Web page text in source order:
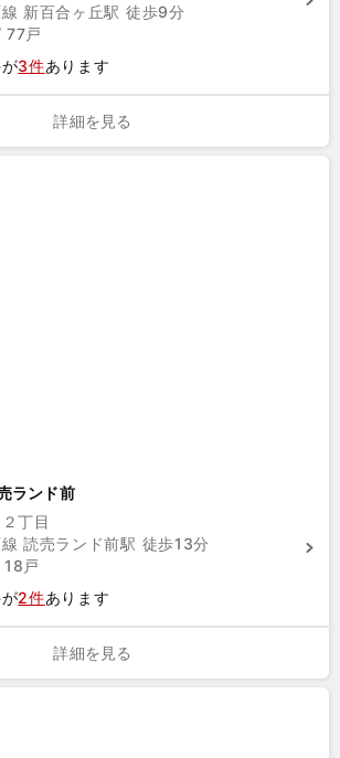
新百合ヶ丘駅 徒歩9分
戸
3件あります
詳細を見る
ランド前
丁目
読売ランド前駅 徒歩13分
戸
2件あります
詳細を見る